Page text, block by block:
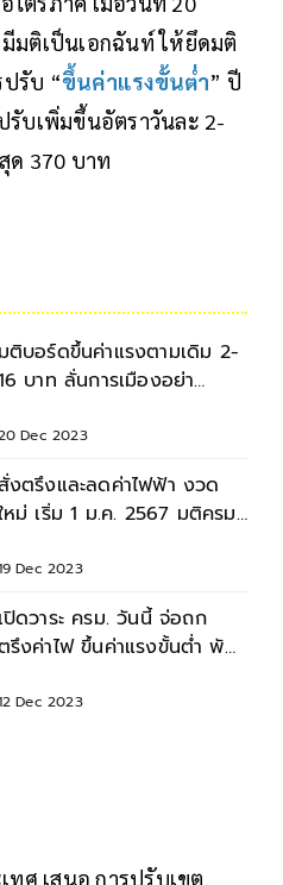
มติเป็นเอกฉันท์ ให้ยึดมติ
รับ “ขึ้นค่าแรงขั้นต่ำ” ปี
รับเพิ่มขึ้นอัตราวันละ 2-
ด 370 บาท
มติบอร์ดขึ้นค่าแรงตามเดิม 2-
บาท ลั่นการเมืองอย่า
Dec 2023
งตรึงและลดค่าไฟฟ้า งวด
หม่ เริ่ม 1 ม.ค. 2567 มติครม.
Dec 2023
เปิดวาระ ครม. วันนี้ จ่อถก
รึงค่าไฟ ขึ้นค่าแรงขั้นต่ำ พัก
Dec 2023
ทศ เสนอ การปรับเขต